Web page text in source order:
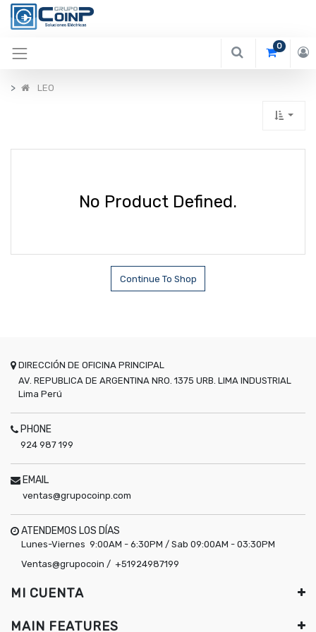
0
LEO
No Product Defined.
Continue To Shop
DIRECCIÓN DE OFICINA PRINCIPAL
AV. REPUBLICA DE ARGENTINA NRO. 1375 URB. LIMA INDUSTRIAL
Lima Perú
PHONE
924 987 199
EMAIL
ventas@grupocoinp.com
ATENDEMOS LOS DÍAS
Lunes-Viernes 9:00AM - 6:30PM / Sab 09:00AM - 03:30PM
Ventas@grupocoin / +51924987199
MI CUENTA
MAIN FEATURES